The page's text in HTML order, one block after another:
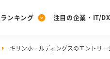
ンキング 注目の企業・IT/
キリンホールディングスのエントリ